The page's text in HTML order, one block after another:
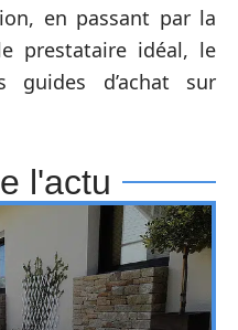
en passant par la
prestataire idéal, le
d’achat sur
l'actu